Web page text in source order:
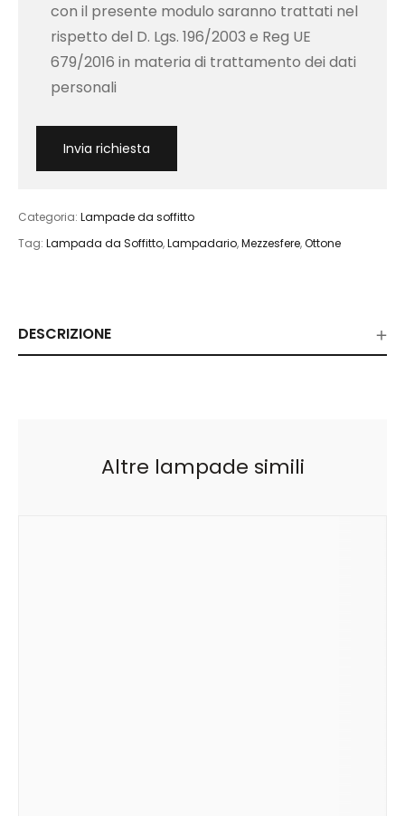
con il presente modulo saranno trattati nel
rispetto del D. Lgs. 196/2003 e Reg UE
679/2016 in materia di trattamento dei dati
personali
Categoria: Lampade da soffitto
Tag: Lampada da Soffitto,Lampadario,Mezzesfere,Ottone
DESCRIZIONE
Altre lampade simili